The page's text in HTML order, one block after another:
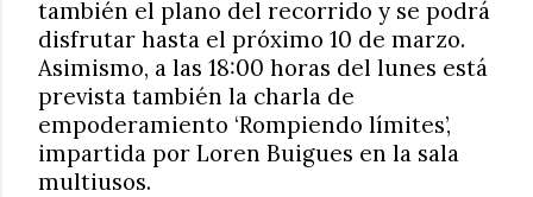
también el plano del recorrido y se podrá
disfrutar hasta el próximo 10 de marzo.
Asimismo, a las 18:00 horas del lunes está
prevista también la charla de
empoderamiento ‘Rompiendo límites’,
impartida por Loren Buigues en la sala
multiusos.